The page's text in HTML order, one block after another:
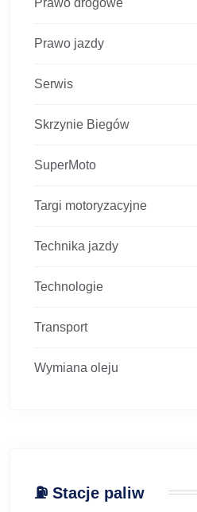
Prawo drogowe
Prawo jazdy
Serwis
Skrzynie Biegów
SuperMoto
Targi motoryzacyjne
Technika jazdy
Technologie
Transport
Wymiana oleju
⛽ Stacje paliw